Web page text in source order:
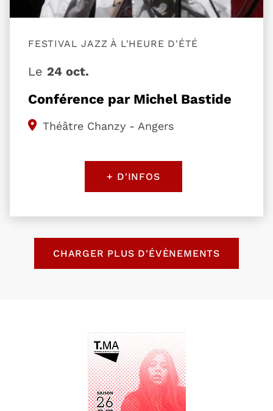
Conférence par Michel Bastide
FESTIVAL JAZZ À L'HEURE D'ÉTÉ
Le 24 oct.
Théâtre Chanzy - Angers
+ D'INFOS
CHARGER PLUS D'ÉVÈNEMENTS